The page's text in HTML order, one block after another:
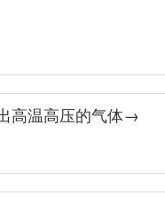
高温高压的气体→